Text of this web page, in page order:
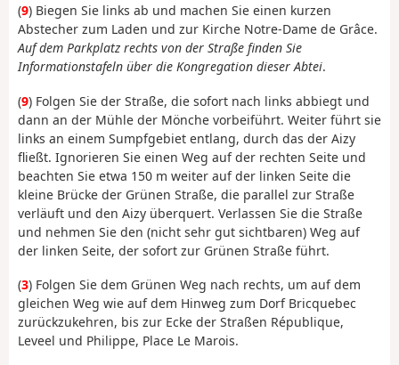
(9) Biegen Sie links ab und machen Sie einen kurzen
Abstecher zum Laden und zur Kirche Notre-Dame de Grâce.
Auf dem Parkplatz rechts von der Straße finden Sie
Informationstafeln über die Kongregation dieser Abtei.
(9) Folgen Sie der Straße, die sofort nach links abbiegt und
dann an der Mühle der Mönche vorbeiführt. Weiter führt sie
links an einem Sumpfgebiet entlang, durch das der Aizy
fließt. Ignorieren Sie einen Weg auf der rechten Seite und
beachten Sie etwa 150 m weiter auf der linken Seite die
kleine Brücke der Grünen Straße, die parallel zur Straße
verläuft und den Aizy überquert. Verlassen Sie die Straße
und nehmen Sie den (nicht sehr gut sichtbaren) Weg auf
der linken Seite, der sofort zur Grünen Straße führt.
(3) Folgen Sie dem Grünen Weg nach rechts, um auf dem
gleichen Weg wie auf dem Hinweg zum Dorf Bricquebec
zurückzukehren, bis zur Ecke der Straßen République,
Leveel und Philippe, Place Le Marois.